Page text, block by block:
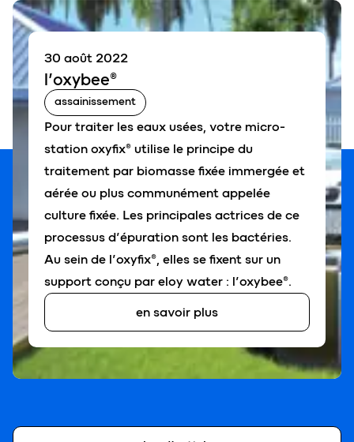
l’oxybee®
30 août 2022
assainissement
Pour traiter les eaux usées, votre micro-
station oxyfix® utilise le principe du
traitement par biomasse fixée immergée et
aérée ou plus communément appelée
culture fixée. Les principales actrices de ce
processus d’épuration sont les bactéries.
Au sein de l’oxyfix®, elles se fixent sur un
support conçu par eloy water : l’oxybee®.
en savoir plus